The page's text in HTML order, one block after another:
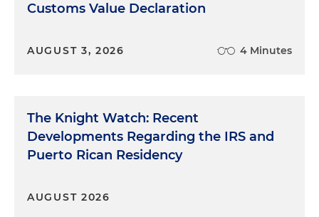
Customs Value Declaration
AUGUST 3, 2026 4 Minutes
The Knight Watch: Recent
Developments Regarding the IRS and
Puerto Rican Residency
AUGUST 2026